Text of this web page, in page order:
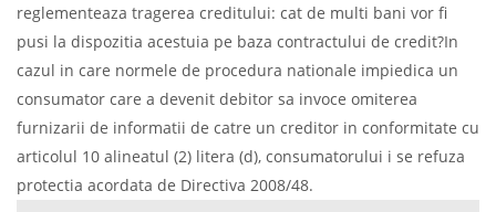
reglementeaza tragerea creditului: cat de multi bani vor fi
pusi la dispozitia acestuia pe baza contractului de credit?In
cazul in care normele de procedura nationale impiedica un
consumator care a devenit debitor sa invoce omiterea
furnizarii de informatii de catre un creditor in conformitate cu
articolul 10 alineatul (2) litera (d), consumatorului i se refuza
protectia acordata de Directiva 2008/48.